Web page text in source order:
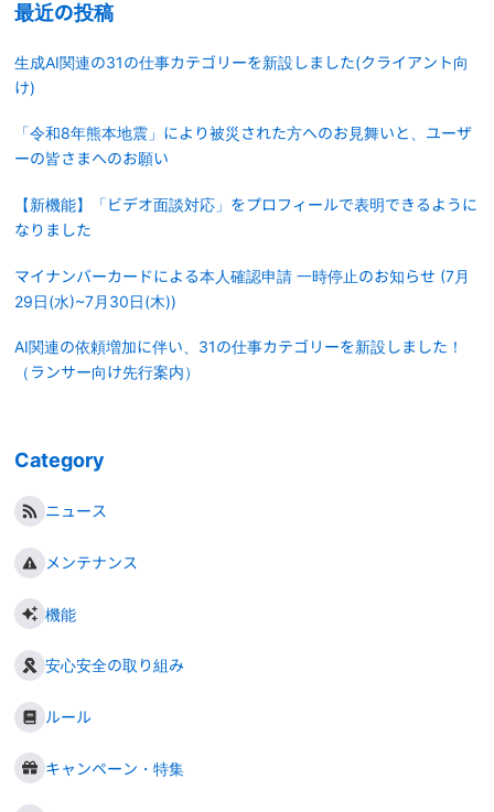
最近の投稿
生成AI関連の31の仕事カテゴリーを新設しました(クライアント向
け)
「令和8年熊本地震」により被災された方へのお見舞いと、ユーザ
ーの皆さまへのお願い
【新機能】「ビデオ面談対応」をプロフィールで表明できるように
なりました
マイナンバーカードによる本人確認申請 一時停止のお知らせ (7月
29日(水)~7月30日(木))
AI関連の依頼増加に伴い、31の仕事カテゴリーを新設しました！
（ランサー向け先行案内）
Category
ニュース
メンテナンス
機能
安心安全の取り組み
ルール
キャンペーン・特集